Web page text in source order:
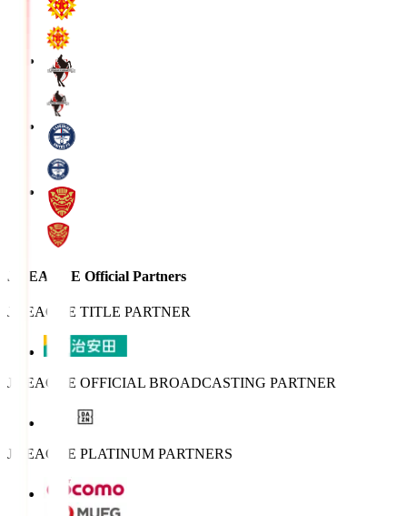
J.LEAGUE Official Partners
J.LEAGUE TITLE PARTNER
J.LEAGUE OFFICIAL BROADCASTING PARTNER
J.LEAGUE PLATINUM PARTNERS